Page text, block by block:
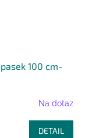
100 cm-
Na dotaz
DETAIL